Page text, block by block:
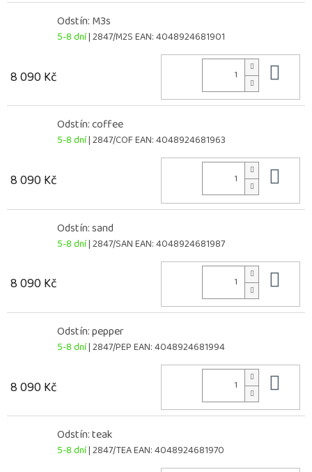
Odstín: M3s
5-8 dní| 2847/M2SEAN:4048924681901
8 090 Kč
Odstín: coffee
5-8 dní| 2847/COFEAN:4048924681963
8 090 Kč
Odstín: sand
5-8 dní| 2847/SANEAN:4048924681987
8 090 Kč
Odstín: pepper
5-8 dní| 2847/PEPEAN:4048924681994
8 090 Kč
Odstín: teak
5-8 dní| 2847/TEAEAN:4048924681970